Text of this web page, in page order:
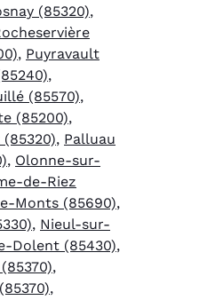
(85320),
, Puyravault
,
(85570),
(85200),
, Palluau
, Olonne-sur-
de-Riez
Monts (85690),
, Nieul-sur-
Dolent (85430),
,
,